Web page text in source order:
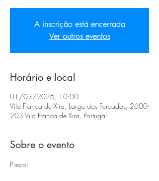
A inscrição está encerrada
Ver outros eventos
Horário e local
01/03/2026, 10:00
Vila Franca de Xira, Largo dos Forcados, 2600-
203 Vila Franca de Xira, Portugal
Sobre o evento
Preço: